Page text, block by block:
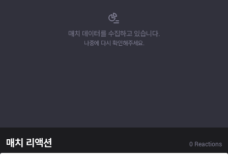
매치 데이터를 수집하고 있습니다.
나중에 다시 확인해주세요.
매치 리액션 0 Reactions